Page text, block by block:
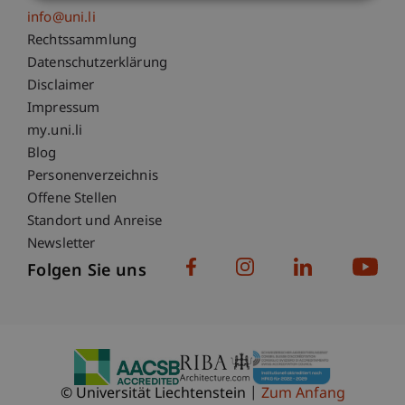
info@uni.li
Fußzeile Rechtliche Hinweise
Rechtssammlung
Datenschutzerklärung
Disclaimer
Impressum
Fußzeile Subdomain-Verzeichnis
my.uni.li
Blog
Personenverzeichnis
Offene Stellen
Standort und Anreise
Newsletter
Folgen Sie uns
© Universität Liechtenstein Zum Anfang